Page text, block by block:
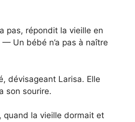
pas, répondit la vieille en
Un bébé n’a pas à naître
dévisageant Larisa. Elle
son sourire.
quand la vieille dormait et